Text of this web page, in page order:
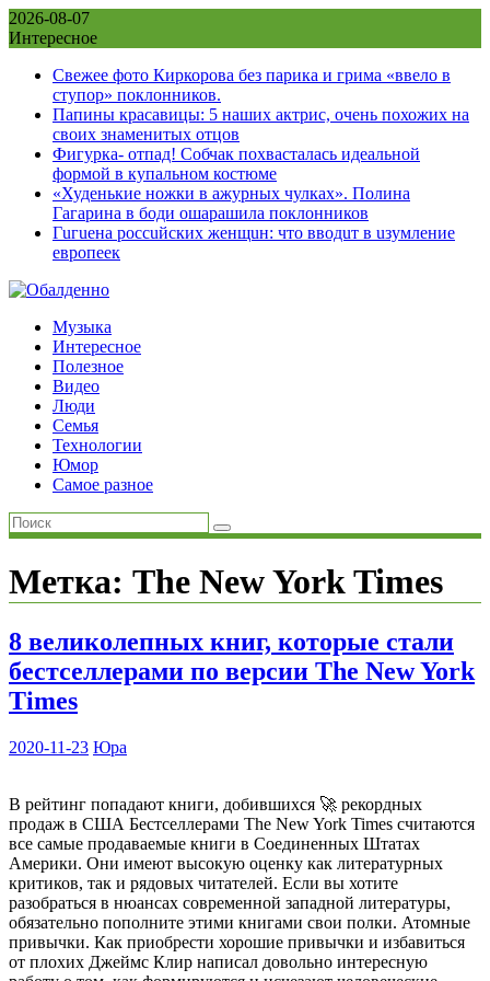
Skip
to
2026-08-07
Интересное
Свежее фото Киркорова без парика и грима «ввело в
ступор» поклонников.
Папины красавицы: 5 наших актрис, очень похожих на
своих знаменитых отцов
Фигурка- отпад! Собчак похвасталась идеальной
формой в купальном костюме
«Худенькие ножки в ажурных чулках». Полина
Гагарина в боди ошарашила поклонников
Гuгuена россuйских женщuн: что вводuт в uзумление
европеек
Музыка
Интересное
Полезное
Видео
Люди
Семья
Технологии
Юмор
Самое разное
Метка: The New York Times
8 великолепных книг, которые стали
бестселлерами по версии The New York
Times
2020-11-23 Юра
В рейтинг попадают книги, добившихся 🚀 рекордных
продаж в США Бестселлерами The New York Times считаются
все самые продаваемые книги в Соединенных Штатах
Америки. Они имеют высокую оценку как литературных
критиков, так и рядовых читателей. Если вы хотите
разобраться в нюансах современной западной литературы,
обязательно пополните этими книгами свои полки. Атомные
привычки. Как приобрести хорошие привычки и избавиться
от плохих Джеймс Клир написал довольно интересную